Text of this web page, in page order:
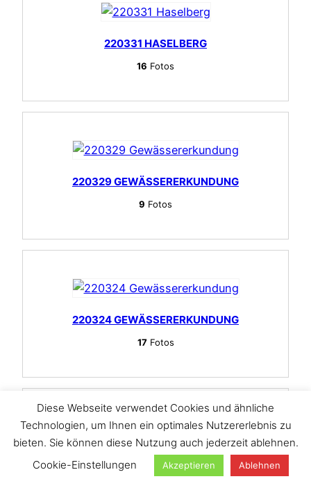
220331 HASELBERG
16 Fotos
220329 GEWÄSSERERKUNDUNG
9 Fotos
220324 GEWÄSSERERKUNDUNG
17Fotos
220322 HASELBERG
Diese Webseite verwendet Cookies und ähnliche
Technologien, um Ihnen ein optimales Nutzererlebnis zu
bieten. Sie können diese Nutzung auch jederzeit ablehnen.
Cookie-Einstellungen
Akzeptieren Ablehnen